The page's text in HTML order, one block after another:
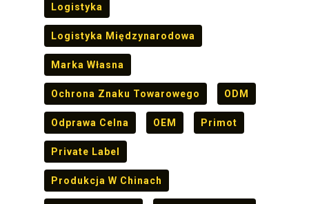
Logistyka
Logistyka Międzynarodowa
Marka Własna
Ochrona Znaku Towarowego ODM
Odprawa Celna OEM Primot
Private Label
Produkcja W Chinach